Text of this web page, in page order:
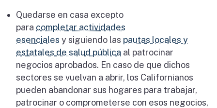
Quedarse en casa excepto
para completar actividades
esenciales y siguiendo las pautas locales y
estatales de salud pública al patrocinar
negocios aprobados. En caso de que dichos
sectores se vuelvan a abrir, los Californianos
pueden abandonar sus hogares para trabajar,
patrocinar o comprometerse con esos negocios,